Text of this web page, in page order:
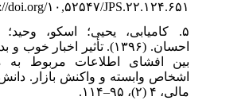
بوژمهرانی،
خوب و بد بر رابطه‌ی
معاملات با
حسابداری